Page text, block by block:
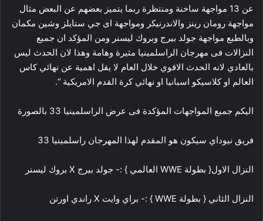
عن 13 مواجهة ساخنة ومنتظرة ربما يتميز بعضهم عن البعض مثال
مواجهة رومان رينز والاندرنيكر ومواجهة اى جي ستايلز وشين مكمان
وبالطبع مواجهة جولد بيرج وبروك ليسنر ومن المؤكد ان جميع
النزالات فى مهرجان الراسلمينيا مثيرة وهامة وهذا لان الحدث ليس
بالعادي لانه الحدث الاقوي خلال العام لا يقل اهمية عن نهائي كاس
العالم او كلاسيكو اسبانيا او نهائي كرة القدم الامريكية “.
اليكم جميع المواجهات المؤكدة فى عرض الراسلمينيا 33 بالصورة
فريق نيوداي سيكون هو المقدم لهذا المهرجان راسلمينيا 33
النزال الاول{ بطولة WWE العالمي } :- جولد بيرج X بروك ليسنر
النزال الثاني { بطولة WWE } :- براي وايت X راندي اورتن